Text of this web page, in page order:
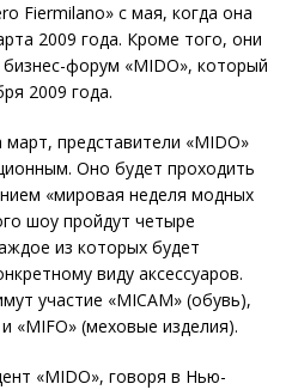
Fiermilano» с мая, когда она
2009 года. Кроме того, они
форум «MIDO», который
2009 года.
представители «MIDO»
Оно будет проходить
«мировая неделя модных
шоу пройдут четыре
из которых будет
виду аксессуаров.
участие «MICAM» (обувь),
«MIFO» (меховые изделия).
«MIDO», говоря в Нью-